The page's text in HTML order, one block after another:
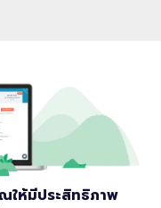
ให้มีประสิทธิภาพ